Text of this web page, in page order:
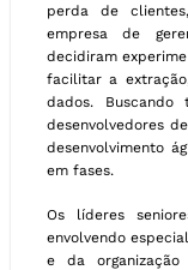
perda de
empresa de
decidiram
facilitar a
dados.
desenvolvedores
desenvolvimento
em fases.
Os líderes
envolvendo
e da